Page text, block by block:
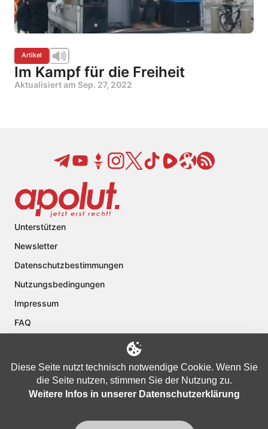
Artikel
Im Kampf für die Freiheit
Aktualisiert am Sep. 27, 2022
Unterstützen
Newsletter
Datenschutzbestimmungen
Nutzungsbedingungen
Impressum
FAQ
Diese Seite nutzt technisch notwendige Cookie. Wenn Sie
die Seite nutzen, stimmen Sie der Nutzung zu.
Weitere Infos in unserer Datenschutzerklärung